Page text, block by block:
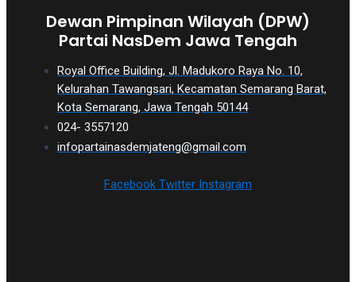
Dewan Pimpinan Wilayah (DPW)
Partai NasDem Jawa Tengah
Royal Office Building, Jl. Madukoro Raya No. 10,
Kelurahan Tawangsari, Kecamatan Semarang Barat,
Kota Semarang, Jawa Tengah 50144
024- 3557120
infopartainasdemjateng@gmail.com
Facebook Twitter Instagram